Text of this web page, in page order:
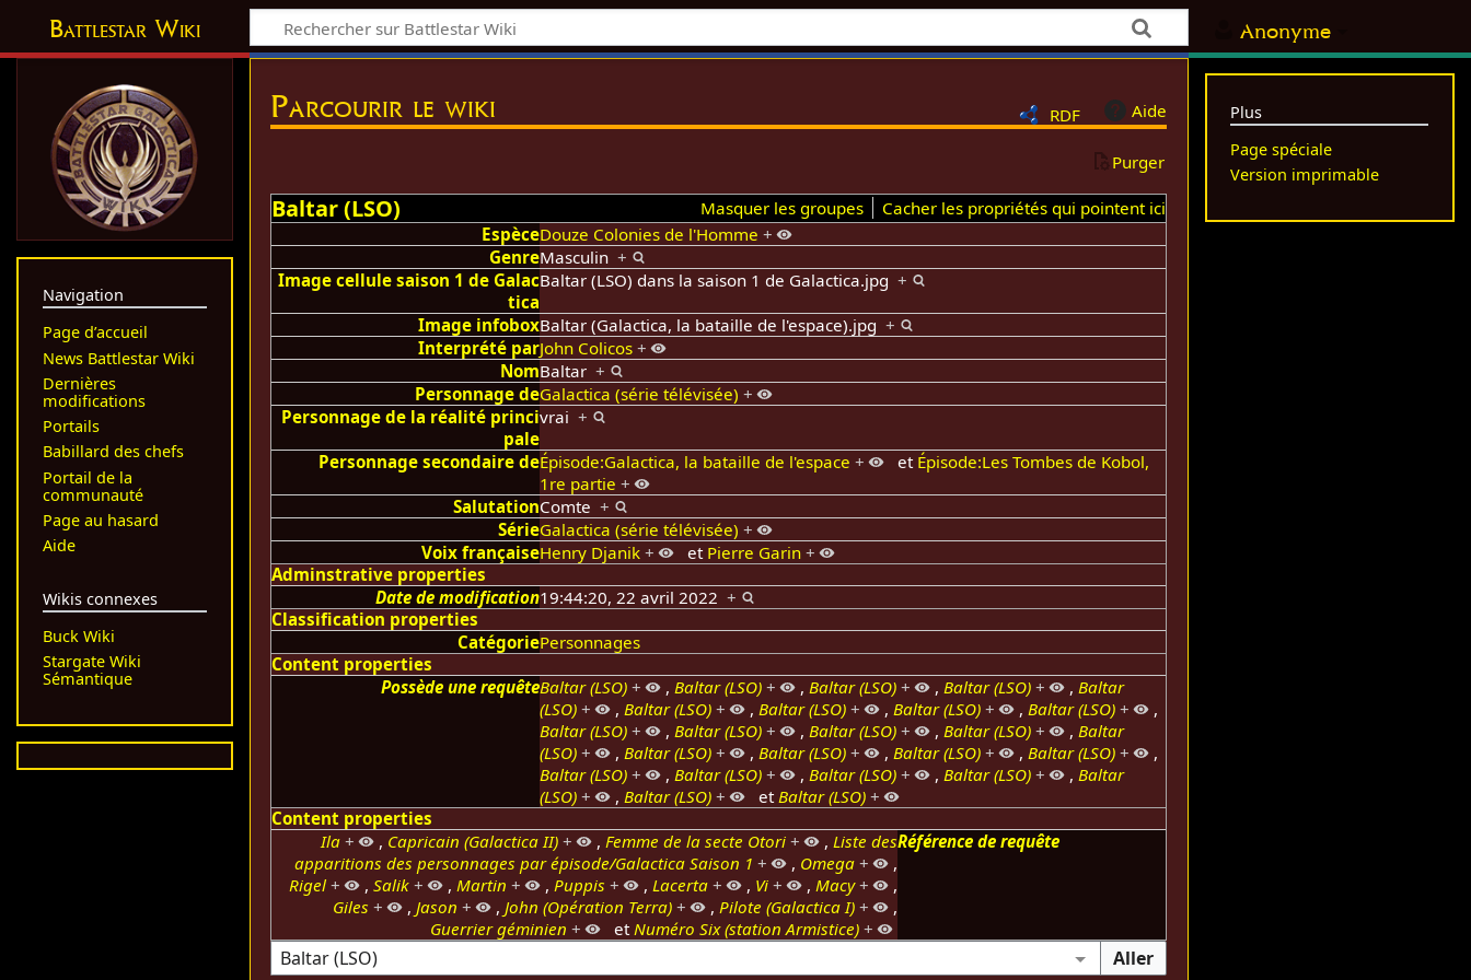
Anonyme
Battlestar Wiki
RDF Aide
Parcourir le wiki
Purger
Baltar (LSO) Masquer les groupes
Cacher les propriétés qui pointent ici
EspèceDouze Colonies de l'Homme +
GenreMasculin+
Image cellule saison 1 de Galac
tica
Baltar (LSO) dans la saison 1 de Galactica.jpg+
Image infoboxBaltar (Galactica, la bataille de l'espace).jpg+
Interprété parJohn Colicos +
NomBaltar+
Personnage deGalactica (série télévisée) +
Personnage de la réalité princi
pale
vrai+
Personnage secondaire deÉpisode:Galactica, la bataille de l'espace + et Épisode:Les Tombes de Kobol,
1re partie +
SalutationComte+
SérieGalactica (série télévisée) +
Voix françaiseHenry Djanik + et Pierre Garin +
Adminstrative properties
Date de modification19:44:20, 22 avril 2022 +
Classification properties
CatégoriePersonnages
Content properties
Possède une requêteBaltar (LSO) + , Baltar (LSO) + , Baltar (LSO) + , Baltar (LSO) + , Baltar
(LSO) + , Baltar (LSO) + , Baltar (LSO) + , Baltar (LSO) + , Baltar (LSO) +
,
Baltar (LSO) + , Baltar (LSO) + , Baltar (LSO) + , Baltar (LSO) + , Baltar
(LSO) + , Baltar (LSO) + , Baltar (LSO) + , Baltar (LSO) + , Baltar (LSO) +
,
Baltar (LSO) + , Baltar (LSO) + , Baltar (LSO) + , Baltar (LSO) + , Baltar
(LSO) + , Baltar (LSO) + et Baltar (LSO) +
Content properties
Référence de requête
Ila + , Capricain (Galactica II) + , Femme de la secte Otori + , Liste des
apparitions des personnages par épisode/Galactica Saison 1 + , Omega +
,
Rigel + ,Salik + , Martin + , Puppis + , Lacerta + , Vi + , Macy +
,
Giles + , Jason + , John (Opération Terra) + , Pilote (Galactica I) +
,
Guerrier géminien + et Numéro Six (station Armistice) +
Navigation
Page d’accueil
News Battlestar Wiki
Dernières
modifications
Portails
Babillard des chefs
Portail de la
communauté
Page au hasard
Aide
Wikis connexes
Buck Wiki
Stargate Wiki
Sémantique
Plus
Page spéciale
Version imprimable